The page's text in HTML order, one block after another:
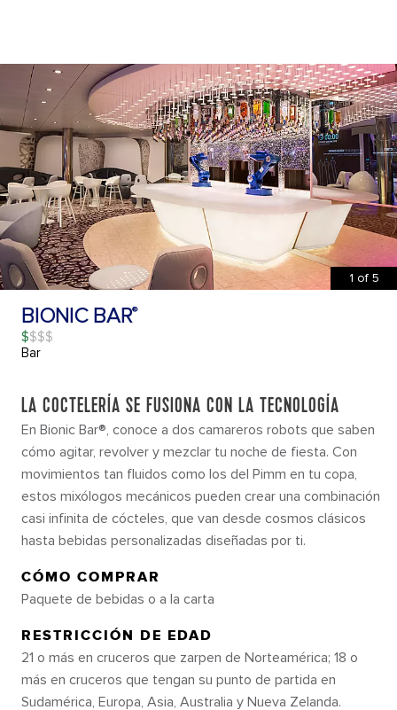
1 of 5
BIONIC BAR®
$
Bar
LA COCTELERÍA SE FUSIONA CON LA TECNOLOGÍA
En Bionic Bar®, conoce a dos camareros robots que saben
cómo agitar, revolver y mezclar tu noche de fiesta. Con
movimientos tan fluidos como los del Pimm en tu copa,
estos mixólogos mecánicos pueden crear una combinación
casi infinita de cócteles, que van desde cosmos clásicos
hasta bebidas personalizadas diseñadas por ti.
CÓMO COMPRAR
Paquete de bebidas o a la carta
RESTRICCIÓN DE EDAD
21 o más en cruceros que zarpen de Norteamérica; 18 o
más en cruceros que tengan su punto de partida en
Sudamérica, Europa, Asia, Australia y Nueva Zelanda.